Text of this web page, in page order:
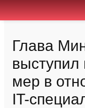
Глава
выступил
мер в
IT-